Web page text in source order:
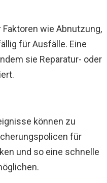
wie Abnutzung,
für Ausfälle. Eine
sie Reparatur- oder
können zu
für
und so eine schnelle